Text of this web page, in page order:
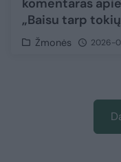
komentaras
„Baisu tarp
Žmonės 2026-